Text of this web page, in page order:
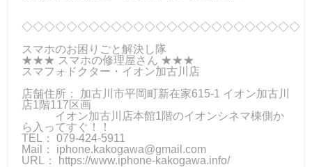
◇◇◇◇◇◇◇◇◇◇◇◇◇◇◇◇◇◇◇◇◇◇◇◇◇
スマホのお困りごと解決し隊
★★★ スマホの修理屋さん ★★★
スマフォドクター・イオン加古川店
店舗住所： 加古川市平岡町新在家615-1 イオン加古川
店1階117区画
イオン加古川店本館1階のイオンシネマ棟側か
ら入ってすぐ！！
TEL： 079-424-5911
Mail： iphone.kakogawa@gmail.com
URL： https://www.iphone-kakogawa.info/